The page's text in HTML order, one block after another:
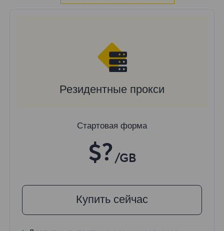
Резидентные прокси
Стартовая форма
$? /GB
Купить сейчас